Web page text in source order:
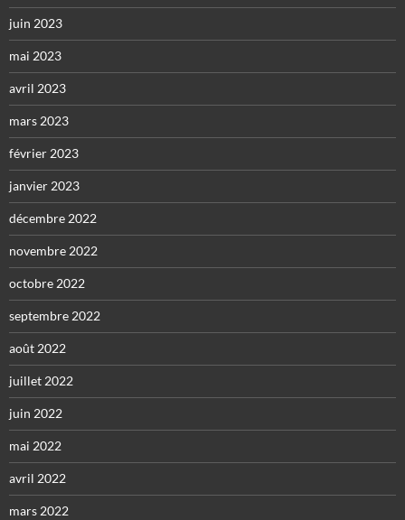
juin 2023
mai 2023
avril 2023
mars 2023
février 2023
janvier 2023
décembre 2022
novembre 2022
octobre 2022
septembre 2022
août 2022
juillet 2022
juin 2022
mai 2022
avril 2022
mars 2022